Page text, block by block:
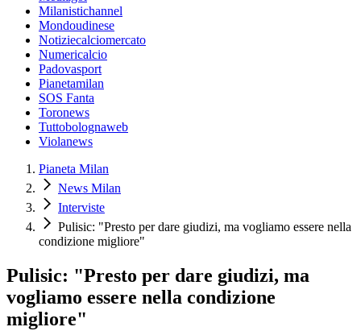
Milanistichannel
Mondoudinese
Notiziecalciomercato
Numericalcio
Padovasport
Pianetamilan
SOS Fanta
Toronews
Tuttobolognaweb
Violanews
Pianeta Milan
News Milan
Interviste
Pulisic: "Presto per dare giudizi, ma vogliamo essere nella
condizione migliore"
Pulisic: "Presto per dare giudizi, ma
vogliamo essere nella condizione
migliore"